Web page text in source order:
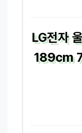
LG전자
189cm